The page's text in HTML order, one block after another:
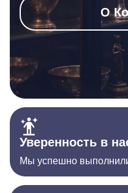
О
Уверенность в
Мы успешно